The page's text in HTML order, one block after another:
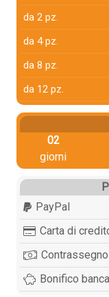
da 2 pz.
da 4 pz.
da 8 pz.
da 12 pz.
02
giorni
PayPal
Carta di
Contrassegno
Bonifico